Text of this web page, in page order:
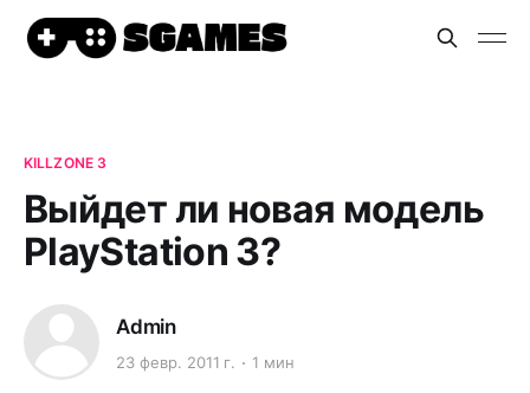
KILLZONE 3
Выйдет ли новая модель
PlayStation 3?
Admin
23 февр. 2011 г. 1 мин